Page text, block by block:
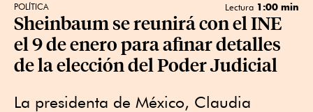
POLÍTICA Lectura 1:00 min
Sheinbaum se reunirá con el INE
el 9 de enero para afinar detalles
de la elección del Poder Judicial
La presidenta de México, Claudia